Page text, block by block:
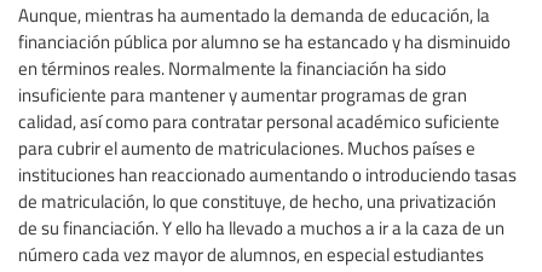
Aunque, mientras ha aumentado la demanda de educación, la
financiación pública por alumno se ha estancado y ha disminuido
en términos reales. Normalmente la financiación ha sido
insuficiente para mantener y aumentar programas de gran
calidad, así como para contratar personal académico suficiente
para cubrir el aumento de matriculaciones. Muchos países e
instituciones han reaccionado aumentando o introduciendo tasas
de matriculación, lo que constituye, de hecho, una privatización
de su financiación. Y ello ha llevado a muchos a ir a la caza de un
número cada vez mayor de alumnos, en especial estudiantes